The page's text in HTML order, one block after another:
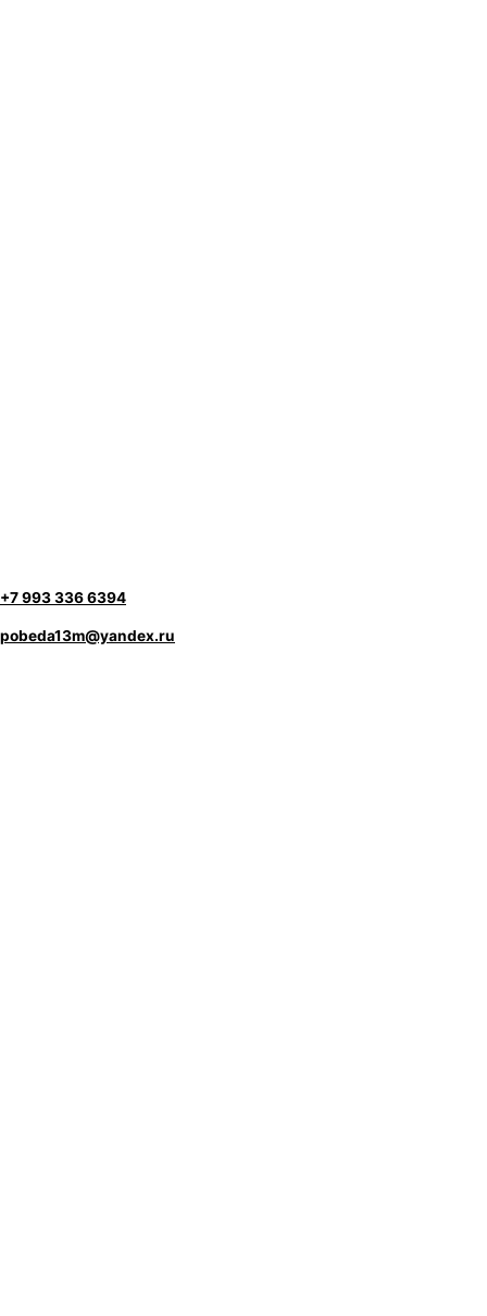
+7 993 336 6394
pobeda13m@yandex.ru